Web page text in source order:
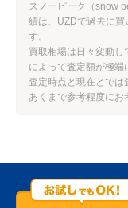
スノーピーク（snow
績は、UZDで過去に買
す。
買取相場は日々変動
によって査定額が極端
査定時点と現在とでは
あくまで参考程度にお